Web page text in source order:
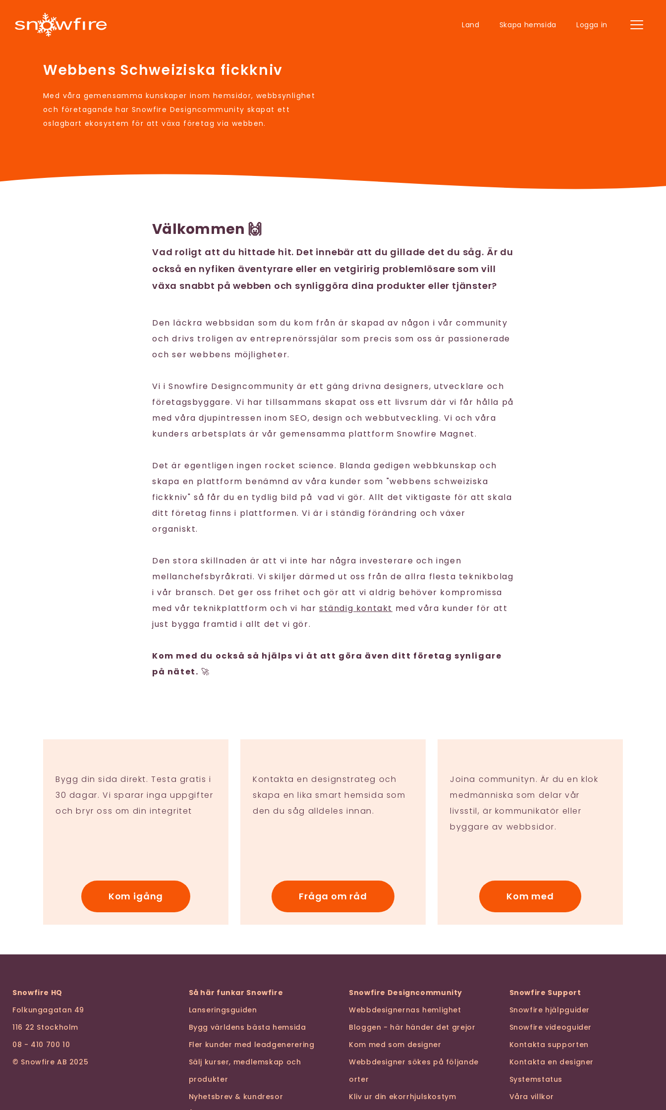
Land Skapa hemsida Logga in
Webbens Schweiziska fickkniv
Med våra gemensamma kunskaper inom hemsidor, webbsynlighet
och företagande har Snowfire Designcommunity skapat ett
oslagbart ekosystem för att växa företag via webben.
Välkommen 🙌
Vad roligt att du hittade hit. Det innebär att du gillade det du såg. Är du
också en nyfiken äventyrare eller en vetgiririg problemlösare som vill
växa snabbt på webben och synliggöra dina produkter eller tjänster?
Den läckra webbsidan som du kom från är skapad av någon i vår community
och drivs troligen av entreprenörssjälar som precis som oss är passionerade
och ser webbens möjligheter.
Vi i Snowfire Designcommunity är ett gäng drivna designers, utvecklare och
företagsbyggare. Vi har tillsammans skapat oss ett livsrum där vi får hålla på
med våra djupintressen inom SEO, design och webbutveckling. Vi och våra
kunders arbetsplats är vår gemensamma plattform Snowfire Magnet.
Det är egentligen ingen rocket science. Blanda gedigen webbkunskap och
skapa en plattform benämnd av våra kunder som "webbens schweiziska
fickkniv" så får du en tydlig bild på vad vi gör. Allt det viktigaste för att skala
ditt företag finns i plattformen. Vi är i ständig förändring och växer
organiskt.
Den stora skillnaden är att vi inte har några investerare och ingen
mellanchefsbyråkrati. Vi skiljer därmed ut oss från de allra flesta teknikbolag
i vår bransch. Det ger oss frihet och gör att vi aldrig behöver kompromissa
med vår teknikplattform och vi harständig kontakt med våra kunder för att
just bygga framtid i allt det vi gör.
Kom med du också så hjälps vi åt att göra även ditt företag synligare
på nätet. 🚀
Bygg din sida direkt. Testa gratis i
30 dagar. Vi sparar inga uppgifter
och bryr oss om din integritet
Kom igång
Kontakta en designstrateg och
skapa en lika smart hemsida som
den du såg alldeles innan.
Fråga om råd
Joina communityn. Är du en klok
medmänniska som delar vår
livsstil, är kommunikatör eller
byggare av webbsidor.
Kom med
Snowfire HQ
Folkungagatan 49
116 22 Stockholm
08 - 410 700 10
© Snowfire AB 2025
Så här funkar Snowfire
Lanseringsguiden
Bygg världens bästa hemsida
Fler kunder med leadgenerering
Sälj kurser, medlemskap och
produkter
Nyhetsbrev & kundresor
Snowfire Designcommunity
Webbdesignernas hemlighet
Bloggen - här händer det grejor
Kom med som designer
Webbdesigner sökes på följande
orter
Kliv ur din ekorrhjulskostym
Snowfire Support
Snowfire hjälpguider
Snowfire videoguider
Kontakta supporten
Kontakta en designer
Systemstatus
Våra villkor